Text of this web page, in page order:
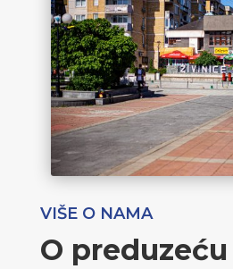
VIŠE O NAMA
O preduzeću